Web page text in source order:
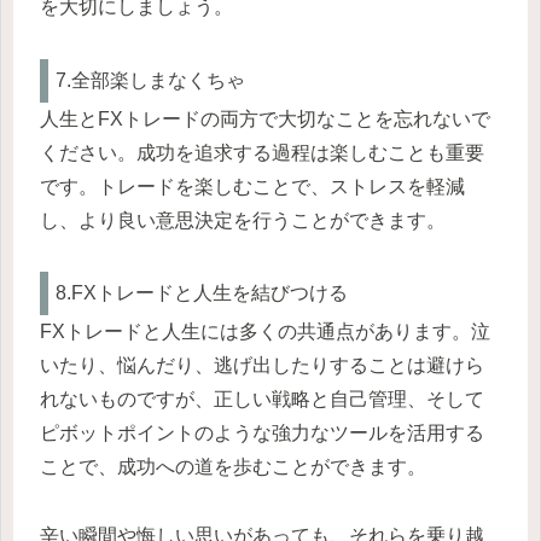
を大切にしましょう。
7.全部楽しまなくちゃ
人生とFXトレードの両方で大切なことを忘れないで
ください。成功を追求する過程は楽しむことも重要
です。トレードを楽しむことで、ストレスを軽減
し、より良い意思決定を行うことができます。
8.FXトレードと人生を結びつける
FXトレードと人生には多くの共通点があります。泣
いたり、悩んだり、逃げ出したりすることは避けら
れないものですが、正しい戦略と自己管理、そして
ピボットポイントのような強力なツールを活用する
ことで、成功への道を歩むことができます。
辛い瞬間や悔しい思いがあっても、それらを乗り越